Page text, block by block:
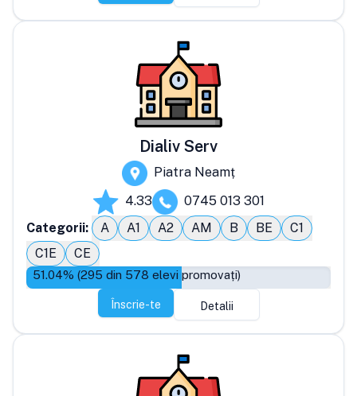
Dialiv Serv
Piatra Neamț
4.33
0745 013 301
Categorii:
A A1 A2 AM B BE
C1
C1E
CE
51.04% (295 din 578 elevi promovați)
Înscrie-te Detalii